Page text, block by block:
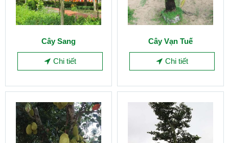
Cây Sang
Chi tiết
Cây Vạn Tuế
Chi tiết